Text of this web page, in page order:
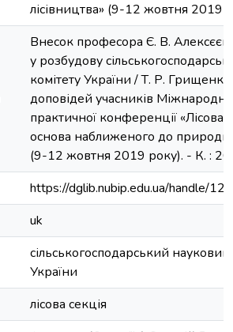
лісівництва» (9-12 жовтня 2019
Внесок професора Є. В.
у розбудову
комітету України / Т. Р.
доповідей учасників
практичної конференції «Лісова
основа наближеного до природи
(9-12 жовтня 2019 року). - К. :
https://dglib.nubip.edu.ua/handle/
uk
сільськогосподарський науковий
України
лісова секція